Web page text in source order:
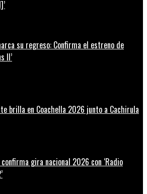
su regreso: Confirma el estreno de
II’
brilla en Coachella 2026 junto a Cachirula
gira nacional 2026 con ‘Radio